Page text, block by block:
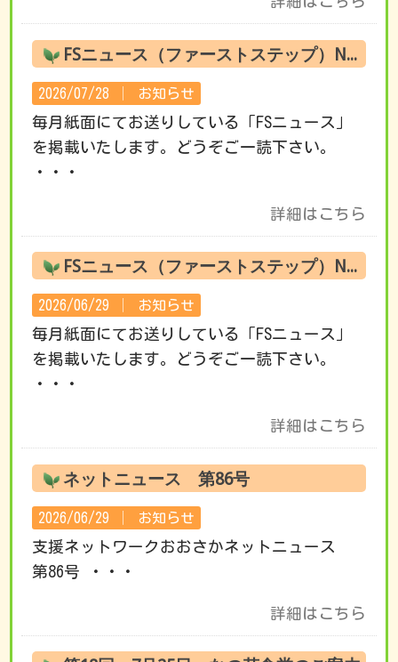
FSニュース（ファーストステップ）No.222 8月の活動です
2026/07/28 │ お知らせ
毎月紙面にてお送りしている「FSニュース」
を掲載いたします。どうぞご一読下さい。
・・・
詳細はこちら
FSニュース（ファーストステップ）No.221 7月の活動です
2026/06/29 │ お知らせ
毎月紙面にてお送りしている「FSニュース」
を掲載いたします。どうぞご一読下さい。
・・・
詳細はこちら
ネットニュース 第86号
2026/06/29 │ お知らせ
支援ネットワークおおさかネットニュース
第86号 ・・・
詳細はこちら